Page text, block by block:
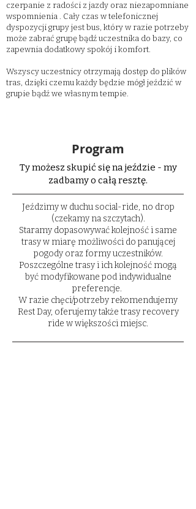
czerpanie z radości z jazdy oraz niezapomniane
wspomnienia . Cały czas w telefonicznej
dyspozycji grupy jest bus, który w razie potrzeby
może zabrać grupę bądź uczestnika do bazy, co
zapewnia dodatkowy spokój i komfort.
Wszyscy uczestnicy otrzymają dostęp do plików
tras, dzięki czemu każdy będzie mógł jeździć w
grupie bądź we własnym tempie.
Program
Ty możesz skupić się na jeździe - my
zadbamy o całą resztę.
Jeździmy w duchu social-ride, no drop
(czekamy na szczytach).
Staramy dopasowywać kolejność i same
trasy w miarę możliwości do panującej
pogody oraz formy uczestników.
Poszczególne trasy i ich kolejność mogą
być modyfikowane pod indywidualne
preferencje.
W razie chęci/potrzeby rekomendujemy
Rest Day, oferujemy także trasy recovery
ride w większości miejsc.